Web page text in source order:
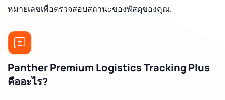
หมายเลขเพื่อตรวจสอบสถานะของพัสดุของคุณ.
Panther Premium Logistics Tracking Plus
คืออะไร?